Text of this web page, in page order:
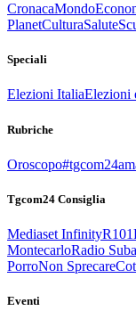
CronacaMondo
PlanetCulturaSalute
Speciali
Elezioni ItaliaElezioni
Rubriche
Oroscopo
Tgcom24 Consiglia
Mediaset InfinityR101
MontecarloRadio
PorroNon Sprecare
Eventi